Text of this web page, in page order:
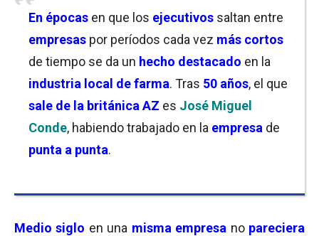
En épocas en que los ejecutivos saltan entre
empresas por períodos cada vez más cortos
de tiempo se da un hecho destacado en la
industria local de farma. Tras 50 años, el que
sale de la británica AZ es José Miguel
Conde, habiendo trabajado en la empresa de
punta a punta.
Medio siglo en una misma empresa no pareciera